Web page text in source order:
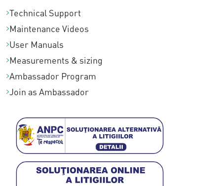
Technical Support
Maintenance Videos
User Manuals
Measurements & sizing
Ambassador Program
Join as Ambassador